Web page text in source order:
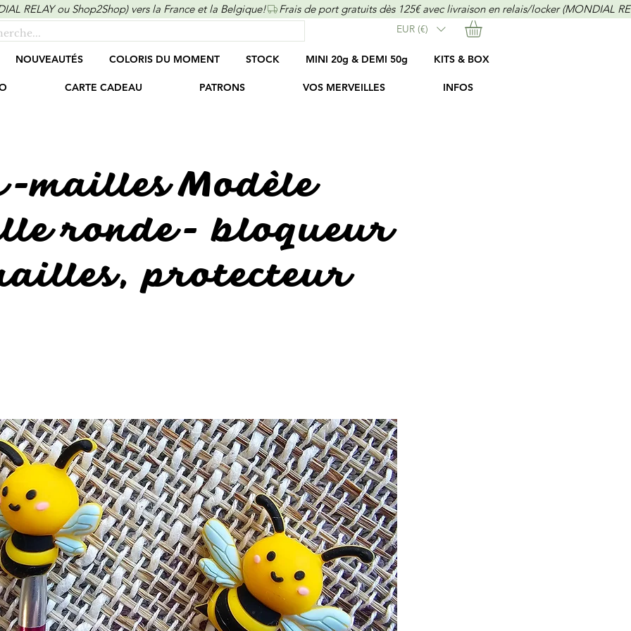
RELAY ou Shop2Shop) vers la France et la Belgique!
EUR (€)
NOUVEAUTÉS COLORIS DU MOMENT STOCK MINI 20g & DEMI 50g KITS & BOX
CARTE CADEAU PATRONS VOS MERVEILLES INFOS
mailles Modèle
ronde- bloqueur
protecteur